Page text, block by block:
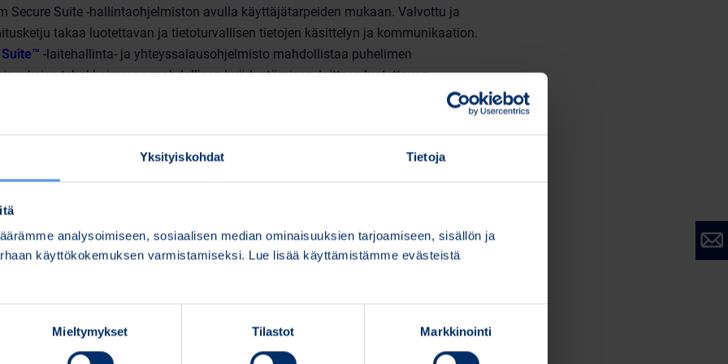
Yksityiskohdat Tietoja
analysoimiseen, sosiaalisen median ominaisuuksien tarjoamiseen, sisällön ja
käyttökokemuksen varmistamiseksi. Lue lisää käyttämistämme evästeistä
Mieltymykset Tilastot Markkinointi
Secure Suite -hallintaohjelmiston avulla käyttäjätarpeiden mukaan. Valvottu ja
takaa luotettavan ja tietoturvallisen tietojen käsittelyn ja kommunikaation.
-laitehallinta- ja yhteyssalausohjelmisto mahdollistaa puhelimen
tehokkaimman mahdollisen hyödyntämisen, laitteen luotettavan
eheyden varmennuksen, sekä salaa laitteen käyttämät datayhteydet.
2 C -älypuhelin ja Bittium Secure Suite -ohjelmisto muodostavat yhdessä
järjestelmän, jolla voidaan turvallisesti käsitellä salattua ja
aineistoa sekä turvata kriittinen kommunikaatio.
-kommunikaatiosovelluksen tietoturva kattaa päästä päähän salatut ääni- ja
viestit liitteineen, ryhmäviestittelyn, Push-to-talk -ääniviestit ja ennalta
on saatavilla Bittiumin tietoturvallisiin älypuhelimiin, Android-laitteisiin ja
Käyttäjäorganisaatio voi integroida Bittiumin tietoturvallisen
hallinnassaan.
Mobile VPN -ohjelmisto mahdollistaa liikkuville työntekijöille turvalliset ja
yrityksen sisäverkkoon ajasta, paikasta ja verkosta riippumatta. Ohjelmisto